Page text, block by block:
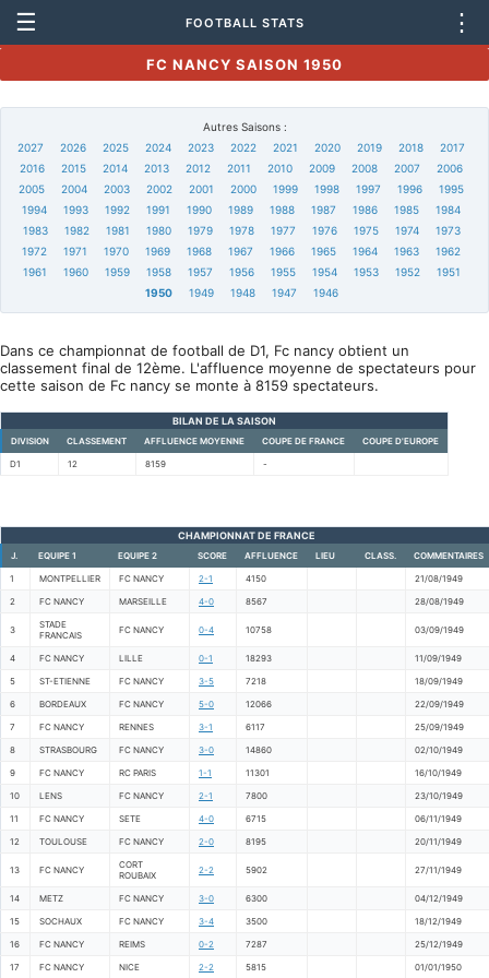
☰ FOOTBALL STATS ⋮
FC NANCY SAISON 1950
Autres Saisons :
2027
2026 2025 2024 2023 2022 2021 2020 2019 2018
2017
2016
2015 2014 2013 2012 2011 2010 2009 2008 2007
2006
2005
2004 2003 2002 2001 2000 1999 1998 1997 1996
1995
1994
1993 1992 1991 1990 1989 1988 1987 1986 1985
1984
1983
1982 1981 1980 1979 1978 1977 1976 1975 1974
1973
1972
1971 1970 1969 1968 1967 1966 1965 1964 1963
1962
1961
1960 1959 1958 1957 1956 1955 1954 1953 1952
1951
1950
1949 1948 1947 1946
Dans ce championnat de football de D1, Fc nancy obtient un
classement final de 12ème. L'affluence moyenne de spectateurs pour
cette saison de Fc nancy se monte à 8159 spectateurs.
BILAN DE LA SAISON
DIVISION CLASSEMENT AFFLUENCE MOYENNE COUPE DE FRANCE COUPE D'EUROPE
D1 12 8159 -
CHAMPIONNAT DE FRANCE
J. EQUIPE 1 EQUIPE 2 SCORE AFFLUENCE LIEU CLASS. COMMENTAIRES
1 MONTPELLIER FC NANCY 2-1 4150 21/08/1949
2 FC NANCY MARSEILLE 4-0 8567 28/08/1949
3
STADE
FRANCAIS
FC NANCY 0-4 10758 03/09/1949
4 FC NANCY LILLE 0-1 18293 11/09/1949
5 ST-ETIENNE FC NANCY 3-5 7218 18/09/1949
6 BORDEAUX FC NANCY 5-0 12066 22/09/1949
7 FC NANCY RENNES 3-1 6117 25/09/1949
8 STRASBOURG FC NANCY 3-0 14860 02/10/1949
9 FC NANCY RC PARIS 1-1 11301 16/10/1949
10 LENS FC NANCY 2-1 7800 23/10/1949
11 FC NANCY SETE 4-0 6715 06/11/1949
12 TOULOUSE FC NANCY 2-0 8195 20/11/1949
13 FC NANCY
CORT
ROUBAIX
2-2 5902 27/11/1949
14 METZ FC NANCY 3-0 6300 04/12/1949
15 SOCHAUX FC NANCY 3-4 3500 18/12/1949
16 FC NANCY REIMS 0-2 7287 25/12/1949
17 FC NANCY NICE 2-2 5815 01/01/1950